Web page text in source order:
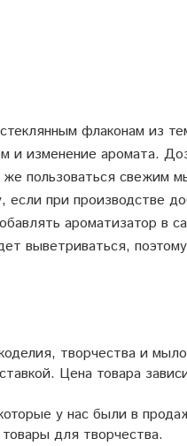
флаконам из
и изменение аромата.
пользоваться свежим
если при производстве
ароматизатор в
выветриваться,
творчества и
Цена товара
у нас были в
для творчества.